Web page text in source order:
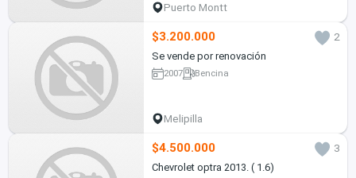
Puerto Montt
$3.200.000
2
Se vende por renovación
2007 Bencina
Melipilla
$4.500.000
3
Chevrolet optra 2013. ( 1.6)